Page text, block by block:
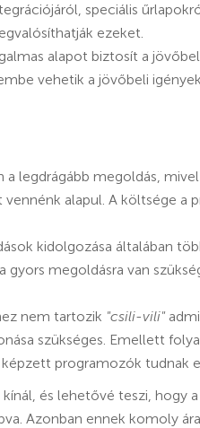
speciális
ezeket.
alapot biztosít a
vehetik a jövőbeli
a legdrágább megoldás,
alapul. A költsége a
kidolgozása általában
gyors megoldásra van
nem tartozik "csili-vili"
szükséges. Emellett
programozók tudnak
és lehetővé teszi, hogy
Azonban ennek komoly